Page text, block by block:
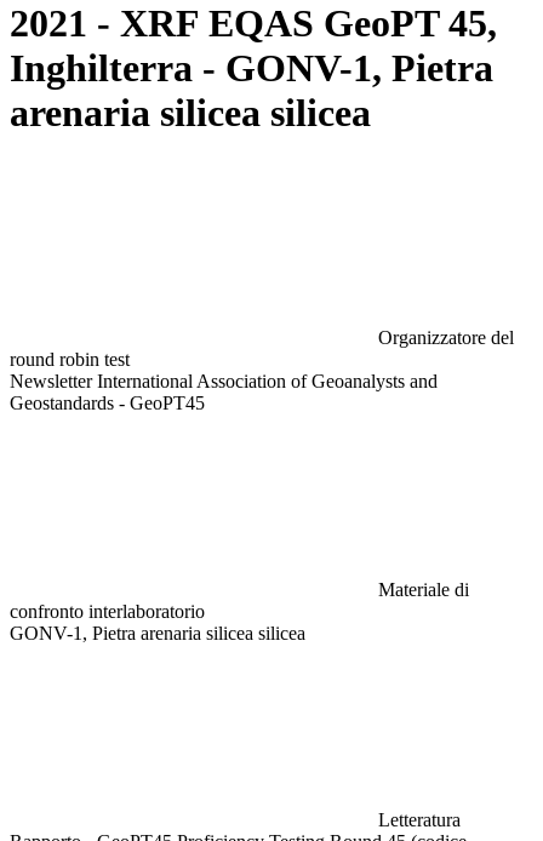
2021 - XRF EQAS GeoPT 45,
Inghilterra - GONV-1, Pietra
arenaria silicea silicea
Organizzatore del
round robin test
Newsletter International Association of Geoanalysts and
Geostandards - GeoPT45
Materiale di
confronto interlaboratorio
GONV-1, Pietra arenaria silicea silicea
Letteratura